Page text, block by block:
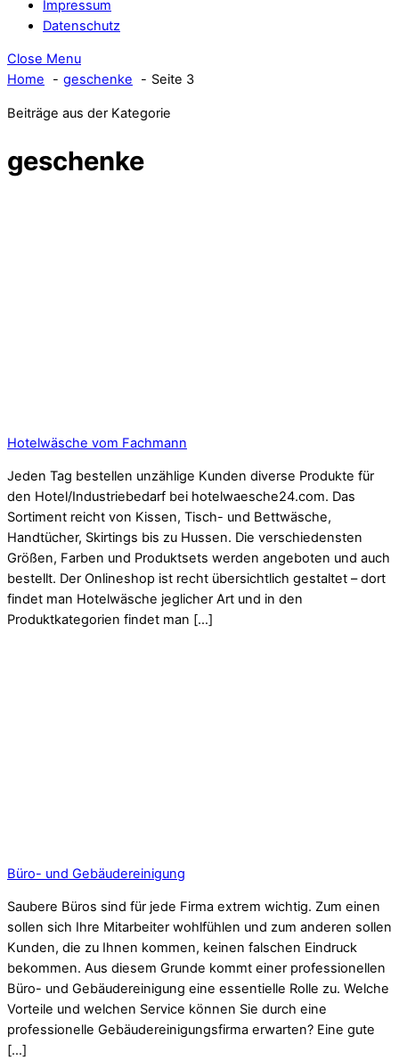
Impressum
Datenschutz
Close Menu
Home
geschenke Seite 3
Beiträge aus der Kategorie
geschenke
Hotelwäsche vom Fachmann
Jeden Tag bestellen unzählige Kunden diverse Produkte für
den Hotel/Industriebedarf bei hotelwaesche24.com. Das
Sortiment reicht von Kissen, Tisch- und Bettwäsche,
Handtücher, Skirtings bis zu Hussen. Die verschiedensten
Größen, Farben und Produktsets werden angeboten und auch
bestellt. Der Onlineshop ist recht übersichtlich gestaltet – dort
findet man Hotelwäsche jeglicher Art und in den
Produktkategorien findet man […]
Büro- und Gebäudereinigung
Saubere Büros sind für jede Firma extrem wichtig. Zum einen
sollen sich Ihre Mitarbeiter wohlfühlen und zum anderen sollen
Kunden, die zu Ihnen kommen, keinen falschen Eindruck
bekommen. Aus diesem Grunde kommt einer professionellen
Büro- und Gebäudereinigung eine essentielle Rolle zu. Welche
Vorteile und welchen Service können Sie durch eine
professionelle Gebäudereinigungsfirma erwarten? Eine gute
[…]